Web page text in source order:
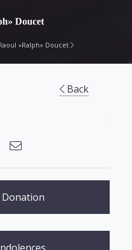
Doucet
«Ralph» Doucet
Back